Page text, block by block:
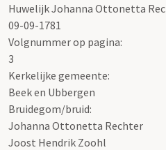
Huwelijk Johanna Ottonetta
09-09-1781
Volgnummer op pagina:
3
Kerkelijke gemeente:
Beek en Ubbergen
Bruidegom/bruid:
Johanna Ottonetta Rechter
Joost Hendrik Zoohl